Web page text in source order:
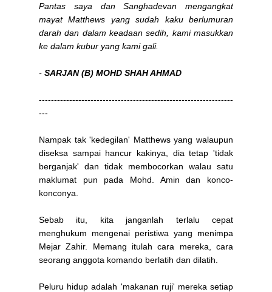
Pantas saya dan Sanghadevan mengangkat
mayat Matthews yang sudah kaku berlumuran
darah dan dalam keadaan sedih, kami masukkan
ke dalam kubur yang kami gali.
- SARJAN (B) MOHD SHAH AHMAD
----------------------------------------------------------------
---
Nampak tak 'kedegilan' Matthews yang walaupun
diseksa sampai hancur kakinya, dia tetap 'tidak
berganjak' dan tidak membocorkan walau satu
maklumat pun pada Mohd. Amin dan konco-
konconya.
Sebab itu, kita janganlah terlalu cepat
menghukum mengenai peristiwa yang menimpa
Mejar Zahir. Memang itulah cara mereka, cara
seorang anggota komando berlatih dan dilatih.
Peluru hidup adalah 'makanan ruji' mereka setiap